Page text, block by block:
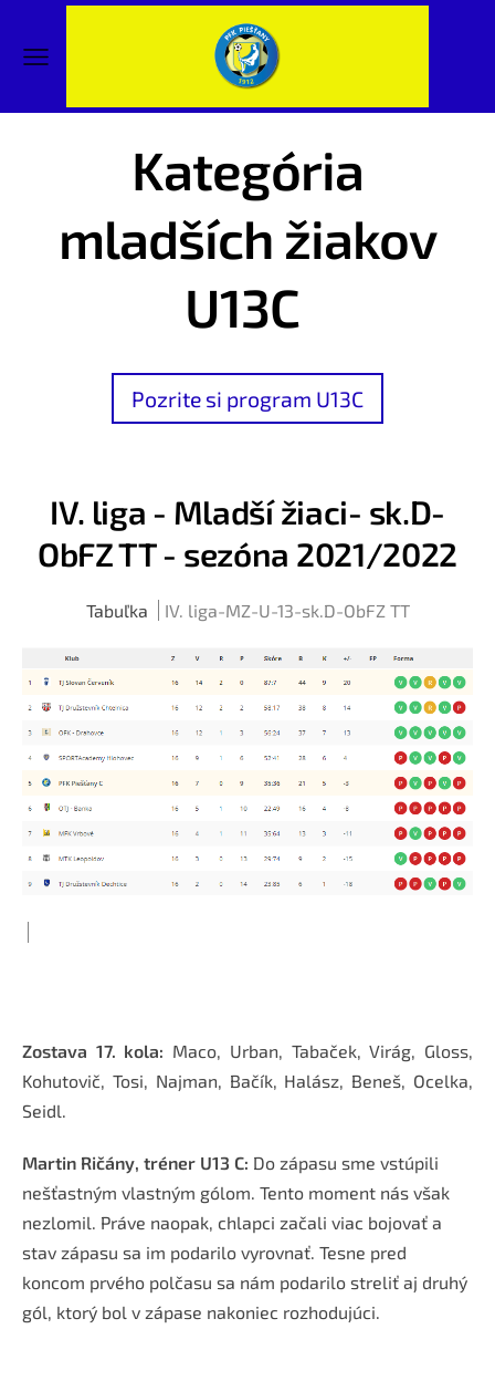
Kategória
mladších žiakov
U13C
Pozrite si program U13C
IV. liga - Mladší žiaci- sk.D-
ObFZ TT - sezóna 2021/2022
Tabuľka IV. liga-MZ-U-13-sk.D-ObFZ TT
Zostava 17. kola: Maco, Urban, Tabaček, Virág, Gloss,
Kohutovič, Tosi, Najman, Bačík, Halász, Beneš, Ocelka,
Seidl.
Martin Ričány, tréner U13 C: Do zápasu sme vstúpili
nešťastným vlastným gólom. Tento moment nás však
nezlomil. Práve naopak, chlapci začali viac bojovať a
stav zápasu sa im podarilo vyrovnať. Tesne pred
koncom prvého polčasu sa nám podarilo streliť aj druhý
gól, ktorý bol v zápase nakoniec rozhodujúci.